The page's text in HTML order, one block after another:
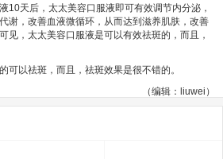
10天后，太太美容口服液即可有效调节内分泌，
谢，改善血液微循环，从而达到滋养肌肤，改善
见，太太美容口服液是可以有效祛斑的，而且，
可以祛斑，而且，祛斑效果是很不错的。
（编辑：liuwei）